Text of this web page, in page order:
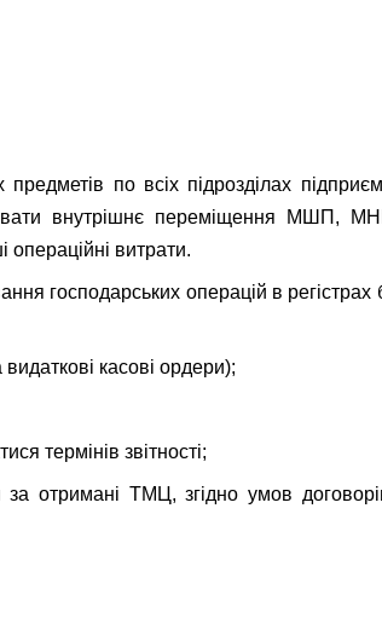
по всіх підрозділах
внутрішнє переміщення МШП,
операційні витрати.
господарських операцій в регістрах
касові ордери);
термінів звітності;
отримані ТМЦ, згідно умов